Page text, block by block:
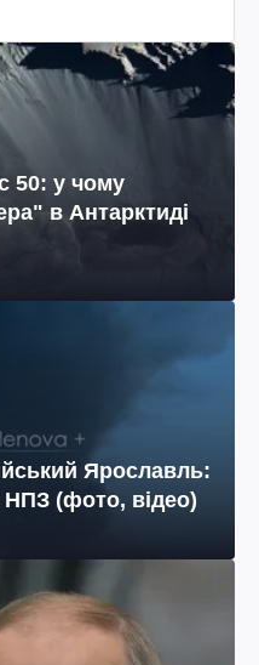
50: у чому
в Антарктиді
Ярославль:
(фото, відео)